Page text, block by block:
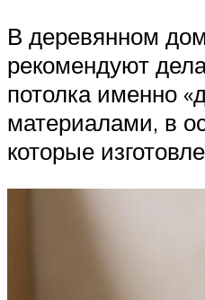
В деревянном
рекомендуют
потолка именно
материалами, в
которые